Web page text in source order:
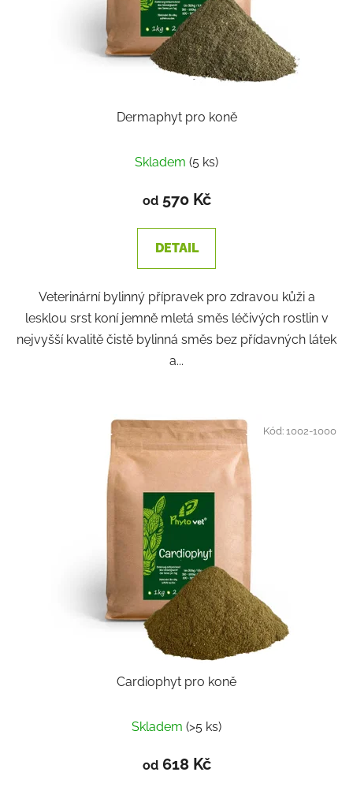
Dermaphyt pro koně
Skladem (5 ks)
od570 Kč
DETAIL
Veterinární bylinný přípravek pro zdravou kůži a
lesklou srst koní jemně mletá směs léčivých rostlin v
nejvyšší kvalitě čistě bylinná směs bez přídavných látek
a...
Cardiophyt pro koně
Skladem (>5 ks)
od618 Kč
Kód:1002-1000